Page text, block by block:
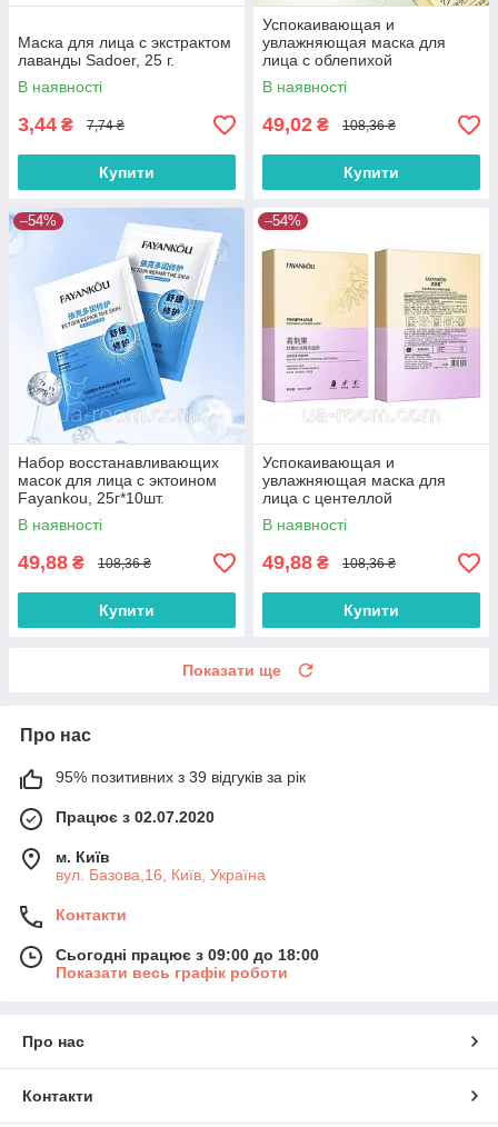
Маска для лица с экстрактом
лаванды Sadoer, 25 г.
В наявності
3,44 ₴ 7,74 ₴
Купити
Успокаивающая и
увлажняющая маска для
лица с облепихой
FaYanKou,30 мл × 10 шт.
В наявності
49,02 ₴ 108,36 ₴
Купити
–54%
Набор восстанавливающих
масок для лица с эктоином
Fayankou, 25г*10шт.
В наявності
49,88 ₴ 108,36 ₴
Купити
–54%
Успокаивающая и
увлажняющая маска для
лица с центеллой
FaYanKou,30 мл × 10 шт.
В наявності
49,88 ₴ 108,36 ₴
Купити
Показати ще
Про нас
95% позитивних з 39 відгуків за рік
Працює з 02.07.2020
м. Київ
вул. Базова,16, Київ, Україна
Контакти
Сьогодні працює з 09:00 до 18:00
Показати весь графік роботи
Про нас
Контакти